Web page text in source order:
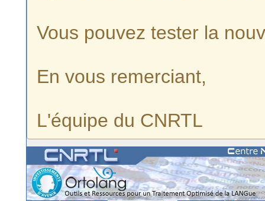
Vous pouvez tester la
En vous remerciant,
L'équipe du CNRTL